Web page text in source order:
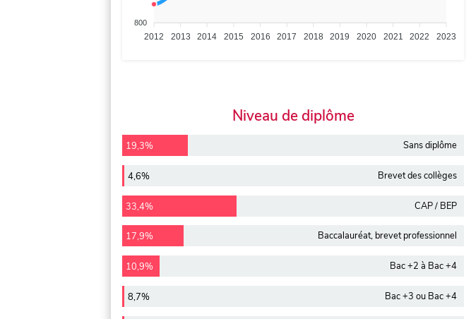
800
2012 2013 2014 2015 2016 2017 2018 2019 2020 2021 2022 2023
Niveau de diplôme
19,3% Sans diplôme
4,6% Brevet des collèges
33,4% CAP / BEP
17,9% Baccalauréat, brevet professionnel
10,9% Bac +2 à Bac +4
8,7% Bac +3 ou Bac +4